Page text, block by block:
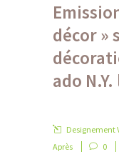
décor »
ado
Designement
Après
0